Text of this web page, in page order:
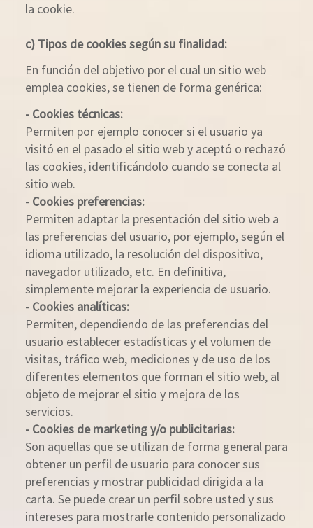
la cookie.
c) Tipos de cookies según su finalidad:
En función del objetivo por el cual un sitio web
emplea cookies, se tienen de forma genérica:
- Cookies técnicas:
Permiten por ejemplo conocer si el usuario ya
visitó en el pasado el sitio web y aceptó o rechazó
las cookies, identificándolo cuando se conecta al
sitio web.
- Cookies preferencias:
Permiten adaptar la presentación del sitio web a
las preferencias del usuario, por ejemplo, según el
idioma utilizado, la resolución del dispositivo,
navegador utilizado, etc. En definitiva,
simplemente mejorar la experiencia de usuario.
- Cookies analíticas:
Permiten, dependiendo de las preferencias del
usuario establecer estadísticas y el volumen de
visitas, tráfico web, mediciones y de uso de los
diferentes elementos que forman el sitio web, al
objeto de mejorar el sitio y mejora de los
servicios.
- Cookies de marketing y/o publicitarias:
Son aquellas que se utilizan de forma general para
obtener un perfil de usuario para conocer sus
preferencias y mostrar publicidad dirigida a la
carta. Se puede crear un perfil sobre usted y sus
intereses para mostrarle contenido personalizado